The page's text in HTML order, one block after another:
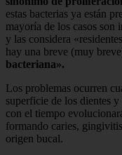
estas bacterias ya están
mayoría de los casos son
y las considera
hay una breve (muy
bacteriana».
Los problemas ocurren
superficie de los dientes
con el tiempo
formando caries,
origen bucal.